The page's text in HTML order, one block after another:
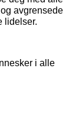
avgrensede
lidelser.
i alle